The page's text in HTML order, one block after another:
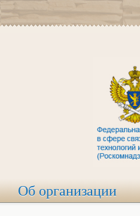
Об организации